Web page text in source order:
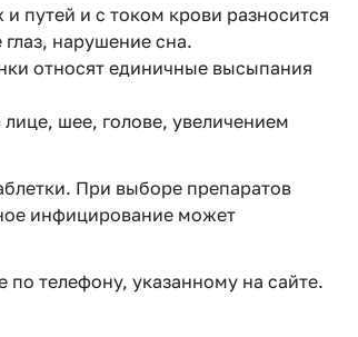
путей и с током крови разносится
нарушение сна.
относят единичные высыпания
шее, голове, увеличением
При выборе препаратов
инфицирование может
телефону, указанному на сайте.